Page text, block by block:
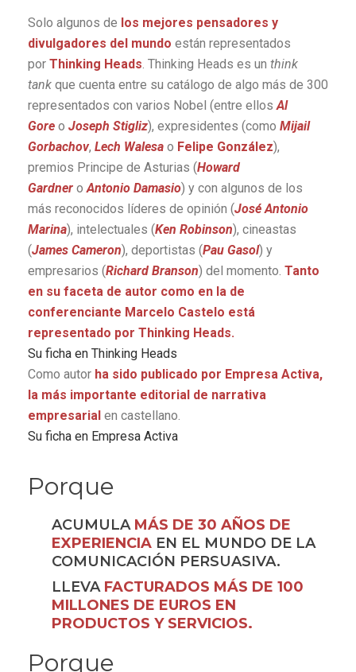
Solo algunos de los mejores pensadores y
divulgadores del mundo están representados
por Thinking Heads. Thinking Heads es un think
tank que cuenta entre su catálogo de algo más de 300
representados con varios Nobel (entre ellosAl
Gore o Joseph Stigliz), expresidentes (como Mijail
Gorbachov, Lech Walesa o Felipe González),
premios Principe de Asturias (Howard
Gardner oAntonio Damasio) y con algunos de los
más reconocidos líderes de opinión (José Antonio
Marina), intelectuales (Ken Robinson), cineastas
(James Cameron), deportistas (Pau Gasol) y
empresarios (Richard Branson) del momento. Tanto
en su faceta de autor como en la de
conferenciante Marcelo Castelo está
representado por Thinking Heads.
Su ficha en Thinking Heads
Como autor ha sido publicado por Empresa Activa,
la más importante editorial de narrativa
empresarial en castellano.
Su ficha en Empresa Activa
Porque
ACUMULA MÁS DE 30 AÑOS DE
EXPERIENCIA EN EL MUNDO DE LA
COMUNICACIÓN PERSUASIVA.
LLEVA FACTURADOS MÁS DE 100
MILLONES DE EUROS EN
PRODUCTOS Y SERVICIOS.
Porque